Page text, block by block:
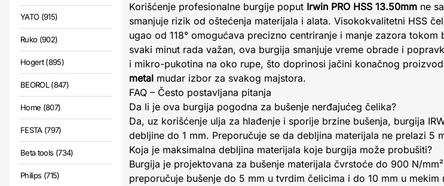
YATO (915)
Ruko (902)
Hogert (895)
BEOROL (847)
Home (807)
FESTA (797)
Beta tools (734)
Philips (715)
Korišćenje profesionalne burgije poput Irwin PRO HSS 13.50mm ne
smanjuje rizik od oštećenja materijala i alata. Visokokvalitetni HSS
ugao od 118° omogućava precizno centriranje i manje zazora
svaki minut rada važan, ova burgija smanjuje vreme obrade i
i mikro-pukotina na oko rupe, što doprinosi jačini konačnog
metal mudar izbor za svakog majstora.
FAQ – Često postavljana pitanja
Da li je ova burgija pogodna za bušenje nerđajućeg čelika?
Da, uz korišćenje ulja za hlađenje i sporije brzine bušenja, burgija
debljine do 1 mm. Preporučuje se da debljina materijala ne prelazi 5
Koja je maksimalna debljina materijala koje burgija može probušiti?
Burgija je projektovana za bušenje materijala čvrstoće do 900 N/
preporučuje bušenje do 5 mm u tvrdim čelicima i do 10 mm u mekim